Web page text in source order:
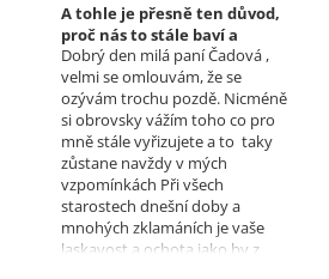
A tohle je přesně ten důvod,
proč nás to stále baví a
naplňuje, poděkování od pana
Míška.
Realizoval makléř: Sylva
Čadová
Dobrý den milá paní Čadová ,
velmi se omlouvám, že se
ozývám trochu pozdě. Nicméně
si obrovsky vážím toho co pro
mně stále vyřizujete a to taky
zůstane navždy v mých
vzpomínkách Při všech
starostech dnešní doby a
mnohých zklamáních je vaše
laskavost a ochota jako by z